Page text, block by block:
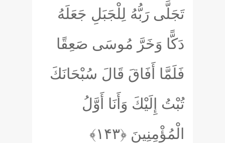
تَجَلَّى رَبُّهُ لِلْجَبَلِ جَعَلَهُ
دَكًّا وَخَرَّ مُوسَى صَعِقًا
فَلَمَّا أَفَاقَ قَالَ سُبْحَانَكَ
تُبْتُ إِلَيْكَ وَأَنَا أَوَّلُ
الْمُؤْمِنِينَ ﴿۱۴۳﴾